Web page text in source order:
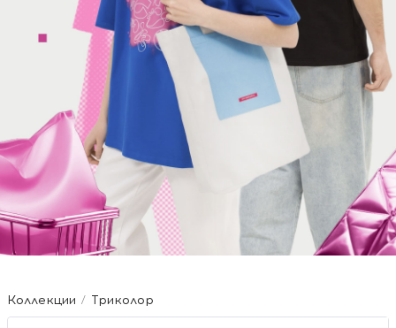
Коллекции Триколор